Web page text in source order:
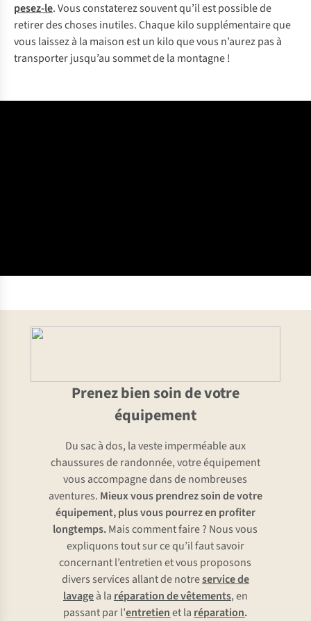
pesez-le.Vousconstaterezsouventqu’ilestpossiblede
retirerdeschoses inutiles.Chaquekilosupplémentaireque
vous laissezà la maisonestun kiloquevous n’aurezpas à
transporterjusqu’ausommetde la montagne!
Prenez bien soin de votre
équipement
Du sac à dos, la veste imperméable aux
chaussures de randonnée, votre équipement
vous accompagne dans de nombreuses
aventures. Mieux vous prendrez soin de votre
équipement, plus vous pourrez en profiter
longtemps.Mais comment faire ? Nous vous
expliquons tout sur ce qu’il faut savoir
concernant l’entretien et vous proposons
divers services allant de notreservice de
lavageà la réparation de vêtements, en
passant par l’entretienet la réparation.